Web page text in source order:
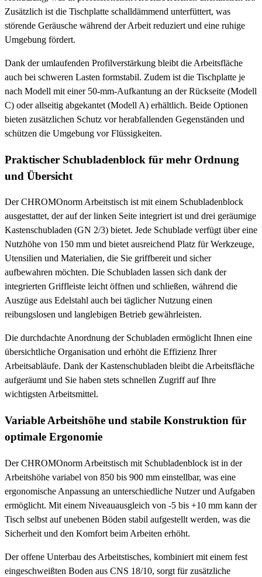
Zusätzlich ist die Tischplatte schalldämmend unterfüttert, was
störende Geräusche während der Arbeit reduziert und eine ruhige
Umgebung fördert.
Dank der umlaufenden Profilverstärkung bleibt die Arbeitsfläche
auch bei schweren Lasten formstabil. Zudem ist die Tischplatte je
nach Modell mit einer 50-mm-Aufkantung an der Rückseite (Modell
C) oder allseitig abgekantet (Modell A) erhältlich. Beide Optionen
bieten zusätzlichen Schutz vor herabfallenden Gegenständen und
schützen die Umgebung vor Flüssigkeiten.
Praktischer Schubladenblock für mehr Ordnung
und Übersicht
Der CHROMOnorm Arbeitstisch ist mit einem Schubladenblock
ausgestattet, der auf der linken Seite integriert ist und drei geräumige
Kastenschubladen (GN 2/3) bietet. Jede Schublade verfügt über eine
Nutzhöhe von 150 mm und bietet ausreichend Platz für Werkzeuge,
Utensilien und Materialien, die Sie griffbereit und sicher
aufbewahren möchten. Die Schubladen lassen sich dank der
integrierten Griffleiste leicht öffnen und schließen, während die
Auszüge aus Edelstahl auch bei täglicher Nutzung einen
reibungslosen und langlebigen Betrieb gewährleisten.
Die durchdachte Anordnung der Schubladen ermöglicht Ihnen eine
übersichtliche Organisation und erhöht die Effizienz Ihrer
Arbeitsabläufe. Dank der Kastenschubladen bleibt die Arbeitsfläche
aufgeräumt und Sie haben stets schnellen Zugriff auf Ihre
wichtigsten Arbeitsmittel.
Variable Arbeitshöhe und stabile Konstruktion für
optimale Ergonomie
Der CHROMOnorm Arbeitstisch mit Schubladenblock ist in der
Arbeitshöhe variabel von 850 bis 900 mm einstellbar, was eine
ergonomische Anpassung an unterschiedliche Nutzer und Aufgaben
ermöglicht. Mit einem Niveauausgleich von -5 bis +10 mm kann der
Tisch selbst auf unebenen Böden stabil aufgestellt werden, was die
Sicherheit und den Komfort beim Arbeiten erhöht.
Der offene Unterbau des Arbeitstisches, kombiniert mit einem fest
eingeschweißten Boden aus CNS 18/10, sorgt für zusätzliche